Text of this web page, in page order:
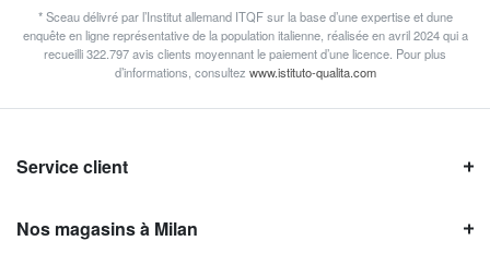
* Sceau délivré par l’Institut allemand ITQF sur la base d’une expertise et dune
enquête en ligne représentative de la population italienne, réalisée en avril 2024 qui a
recueilli 322.797 avis clients moyennant le paiement d’une licence. Pour plus
d’informations, consultez www.istituto-qualita.com
Service client
Nos magasins à Milan